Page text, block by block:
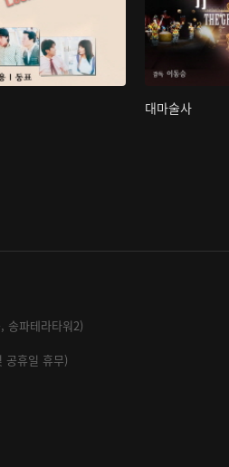
대마술사
송파테라타워2)
휴일 휴무)